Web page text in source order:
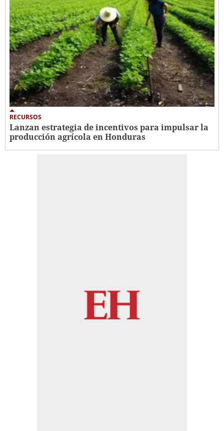
RECURSOS
Lanzan estrategia de incentivos para impulsar la
producción agrícola en Honduras